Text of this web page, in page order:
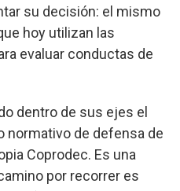
su decisión: el mismo
hoy utilizan las
evaluar conductas de
dentro de sus ejes el
de defensa de
Coprodec. Es una
por recorrer es